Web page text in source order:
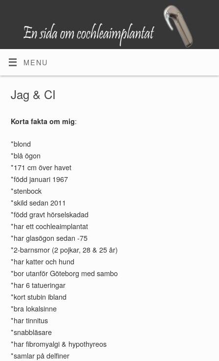
MENU
Jag & CI
Korta fakta om mig:
*blond
*blå ögon
*171 cm över havet
*född januari 1967
*stenbock
*skild sedan 2011
*född gravt hörselskadad
*har ett cochleaimplantat
*har glasögon sedan -75
*2-barnsmor (2 pojkar, 28 & 25 år)
*har katter och hund
*bor utanför Göteborg med sambo
*har 6 tatueringar
*kort stubin ibland
*bra lokalsinne
*har tinnitus
*snabbläsare
*har fibromyalgi & hypothyreos
*samlar på delfiner